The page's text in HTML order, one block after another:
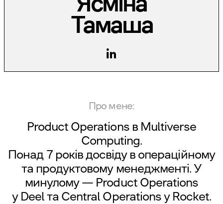
Тамаша
Про мене:
Product Operations в Multiverse
Computing.
Понад 7 років досвіду в операційному
та продуктовому менеджменті. У
минулому — Product Operations
у Deelта Central Operations у Rocket.